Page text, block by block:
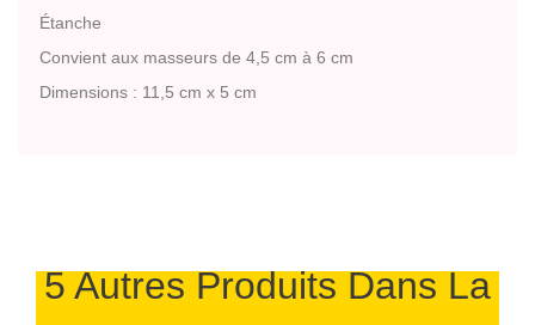
Étanche
Convient aux masseurs de 4,5 cm à 6 cm
Dimensions : 11,5 cm x 5 cm
5 Autres Produits Dans La